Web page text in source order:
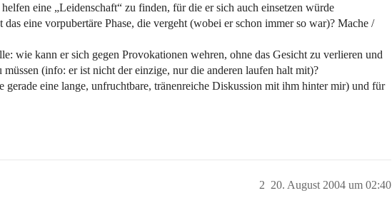
eine „Leidenschaft“ zu finden, für die er sich auch einsetzen würde
eine vorpubertäre Phase, die vergeht (wobei er schon immer so war)? Mache /
wie kann er sich gegen Provokationen wehren, ohne das Gesicht zu verlieren und
müssen (info: er ist nicht der einzige, nur die anderen laufen halt mit)?
gerade eine lange, unfruchtbare, tränenreiche Diskussion mit ihm hinter mir) und für
20. August 2004 um 02:40
2